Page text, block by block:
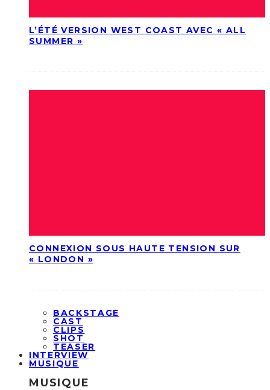
L’ÉTÉ VERSION WEST COAST AVEC « ALL
SUMMER »
CONNEXION SOUS HAUTE TENSION SUR
« LONDON »
BACKSTAGE
CAST
CLIPS
SHOT
TEASER
INTERVIEW
MUSIQUE
MUSIQUE